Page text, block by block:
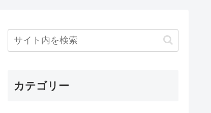
カテゴリー